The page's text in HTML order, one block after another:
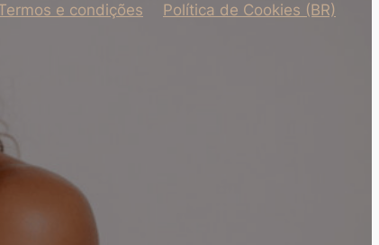
e condições Política de Cookies (BR)